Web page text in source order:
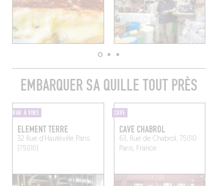
EMBARQUER SA QUILLE TOUT PRÈS
BAR À VINS
ELEMENT TERRE
32 Rue d'Hauteville Paris
(75010)
CAVE
CAVE CHABROL
63, Rue de Chabrol, 75010
Paris, France